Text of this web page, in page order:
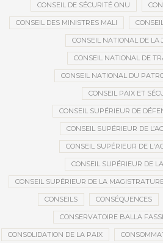
CONSEIL DE SÉCURITÉ ONU
CONSEIL DES MINISTRES MALI
CONSEIL NATIONAL DE LA
CONSEIL NATIONAL DE
CONSEIL NATIONAL DU
CONSEIL PAIX ET
CONSEIL SUPÉRIEUR DE
CONSEIL SUPÉRIEUR DE
CONSEIL SUPÉRIEUR DE
CONSEIL SUPÉRIEUR DE
CONSEIL SUPÉRIEUR DE LA
CONSEILS CONSÉQUENCES
CONSERVATOIRE BALLA
CONSOLIDATION DE LA PAIX